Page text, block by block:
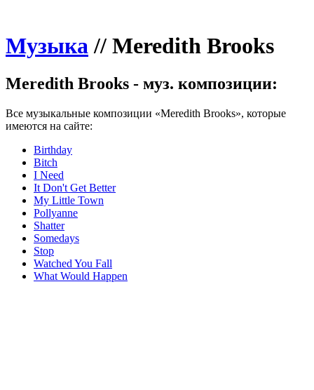
Музыка// Meredith Brooks
Meredith Brooks - муз. композиции:
Все музыкальные композиции «Meredith Brooks», которые
имеются на сайте:
Birthday
Bitch
I Need
It Don't Get Better
My Little Town
Pollyanne
Shatter
Somedays
Stop
Watched You Fall
What Would Happen